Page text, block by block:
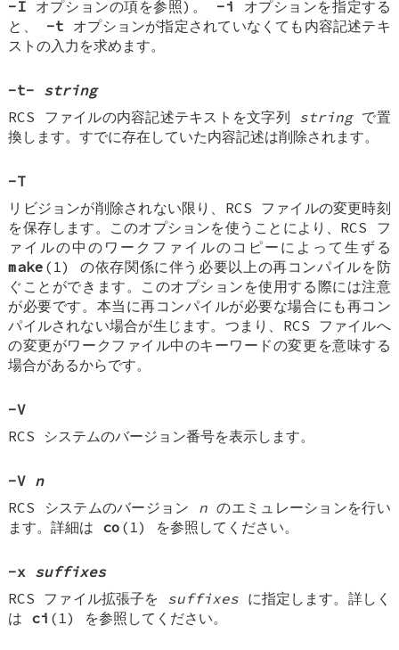
-I オプションの項を参照)。 -i
オプションを指定する
と、 -t オプションが指定されていなくても内容記述テキ
ストの入力を求めます。
-t- string
RCS ファイルの内容記述テキストを文字列 stringで置
換します。すでに存在していた内容記述は削除されます。
-T
リビジョンが削除されない限り、RCS ファイルの変更時刻
を保存します。このオプションを使うことにより、RCS フ
ァイルの中のワークファイルのコピーによって生ずる
make (1) の依存関係に伴う必要以上の再コンパイルを防
ぐことができます。このオプションを使用する際には注意
が必要です。本当に再コンパイルが必要な場合にも再コン
パイルされない場合が生じます。つまり、RCS ファイルへ
の変更がワークファイル中のキーワードの変更を意味する
場合があるからです。
-V
RCS システムのバージョン番号を表示します。
-V n
RCS システムのバージョン n のエミュレーションを行い
ます。詳細は co (1) を参照してください。
-x suffixes
RCS ファイル拡張子を suffixes に指定します。詳しく
は ci (1) を参照してください。